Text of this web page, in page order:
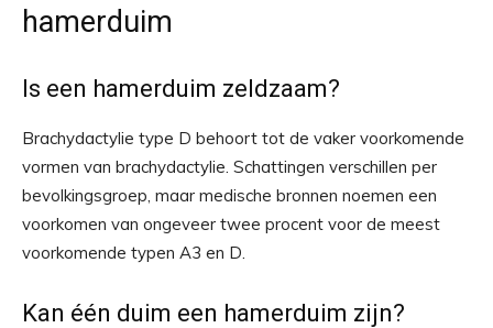
hamerduim
Is een hamerduim zeldzaam?
Brachydactylie type D behoort tot de vaker voorkomende
vormen van brachydactylie. Schattingen verschillen per
bevolkingsgroep, maar medische bronnen noemen een
voorkomen van ongeveer twee procent voor de meest
voorkomende typen A3 en D.
Kan één duim een hamerduim zijn?